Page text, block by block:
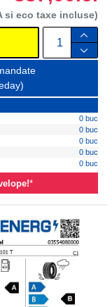
si eco taxe incluse)
0 buc
0 buc
0 buc
0 buc
0 buc
*